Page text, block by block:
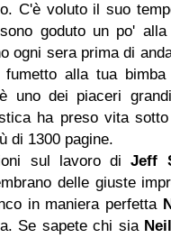
C'è voluto il suo
goduto un po'
ogni sera prima di
fumetto alla tua
uno dei piaceri
ha preso vita
di 1300 pagine.
sul lavoro diJeff
delle giuste
in maniera perfetta
Se sapete chi sia